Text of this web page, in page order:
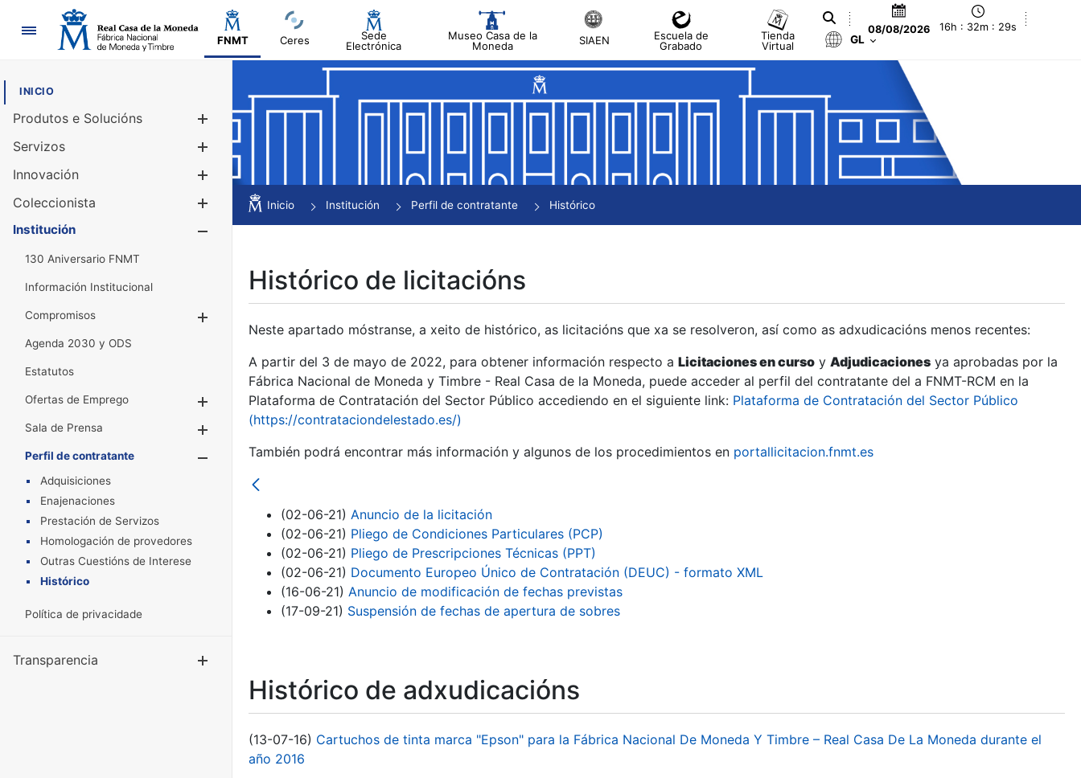
Navegación
FNMT Ceres
Sede
Electrónica
Museo Casa de la
Moneda
SIAEN
Escuela de
Grabado
Tienda
Virtual
08/08/2026 16h : 32m : 30s
GL
INICIO
Produtos e Solucións
Mostrar/Ocultar
Servizos
Innovación
Coleccionista
Mostrar/Ocultar
Institución
130 Aniversario FNMT
Información Institucional
Compromisos
Agenda 2030 y ODS
Estatutos
Ofertas de Emprego
Mostrar/Ocultar
Sala de Prensa
Mostrar/Ocultar
Perfil de contratante
Mostrar/Ocultar
Adquisiciones
Enajenaciones
Prestación de Servizos
Homologación de provedores
Outras Cuestións de Interese
Histórico
Política de privacidade
Transparencia
Inicio Institución Perfil de contratante Histórico
Histórico de licitacións
Neste apartado móstranse, a xeito de histórico, as licitacións que xa se resolveron, así como as adxudicacións menos recentes:
A partir del 3 de mayo de 2022, para obtener información respecto a Licitaciones en curso y Adjudicaciones ya aprobadas por la
Fábrica Nacional de Moneda y Timbre - Real Casa de la Moneda, puede acceder al perfil del contratante del a FNMT-RCM en la
Plataforma de Contratación del Sector Público accediendo en el siguiente link: Plataforma de Contratación del Sector Público
(https://contrataciondelestado.es/)
También podrá encontrar más información y algunos de los procedimientos en portallicitacion.fnmt.es
(02-06-21) Anuncio de la licitación
(02-06-21) Pliego de Condiciones Particulares (PCP)
(02-06-21) Pliego de Prescripciones Técnicas (PPT)
(02-06-21) Documento Europeo Único de Contratación (DEUC) - formato XML
(16-06-21) Anuncio de modificación de fechas previstas
(17-09-21) Suspensión de fechas de apertura de sobres
Histórico de adxudicacións
(13-07-16) Cartuchos de tinta marca "Epson" para la Fábrica Nacional De Moneda Y Timbre – Real Casa De La Moneda durante el
año 2016